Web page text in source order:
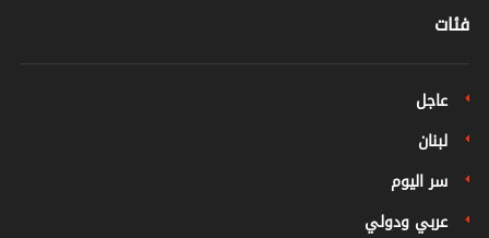
فئات
عاجل
لبنان
سر اليوم
عربي ودولي